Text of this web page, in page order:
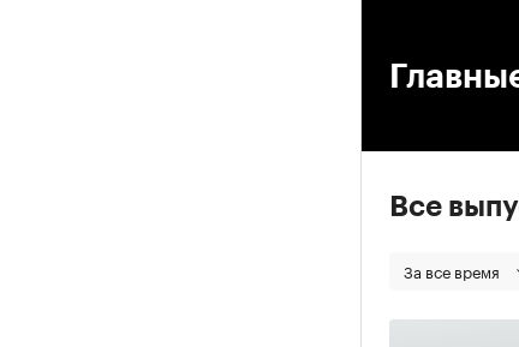
Все
За все время